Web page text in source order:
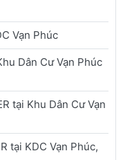
Vạn Phúc
Dân Cư Vạn Phúc
tại Khu Dân Cư Vạn
tại KDC Vạn Phúc,